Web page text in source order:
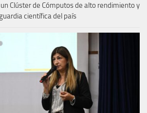
Clúster de Cómputos de alto rendimiento y
científica del país